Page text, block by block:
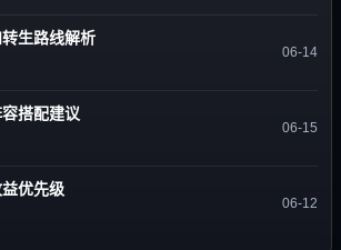
生路线解析
06-14
搭配建议
06-15
益优先级
06-12